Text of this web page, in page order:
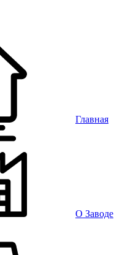
Главная
О Заводе